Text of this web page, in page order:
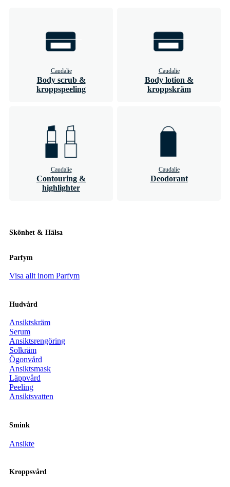
Caudalie
Body scrub &
kroppspeeling
Caudalie
Body lotion &
kroppskräm
Caudalie
Contouring &
highlighter
Caudalie
Deodorant
Skönhet & Hälsa
Parfym
Visa allt inom Parfym
Hudvård
Ansiktskräm
Serum
Ansiktsrengöring
Solkräm
Ögonvård
Ansiktsmask
Läppvård
Peeling
Ansiktsvatten
Smink
Ansikte
Kroppsvård